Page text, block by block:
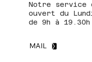
Notre
ouvert du
de 9h à 19.30h
MAIL